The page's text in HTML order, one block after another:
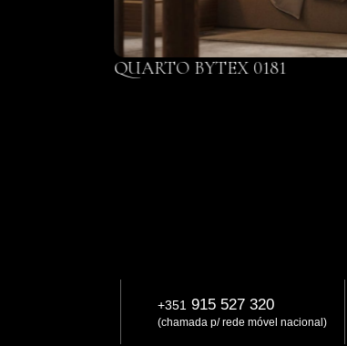
QUARTO BYTEX 0181
+351 915 527 320
(chamada p/ rede móvel nacional)